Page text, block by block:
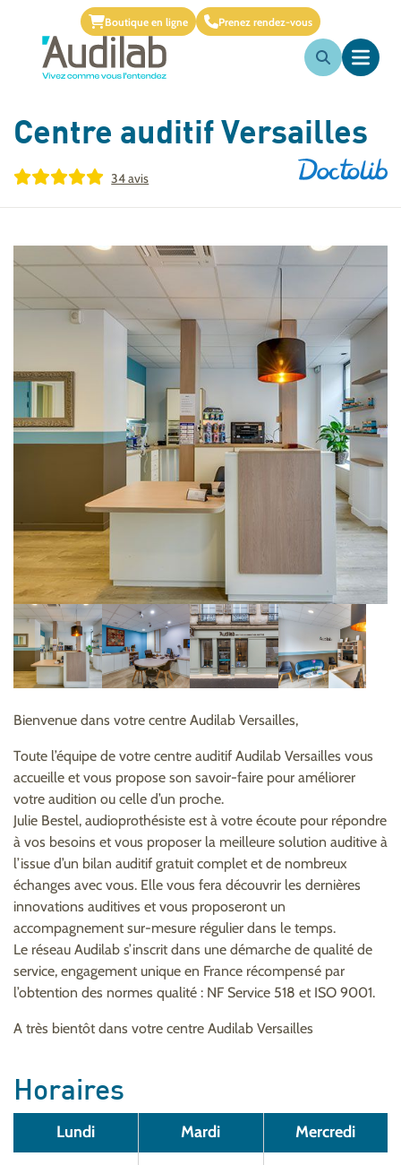
Boutique en ligne Prenez rendez-vous
Centre auditif Versailles
34 avis
Bienvenue dans votre centre Audilab Versailles,
Toute l’équipe de votre centre auditif Audilab Versailles vous
accueille et vous propose son savoir-faire pour améliorer
votre audition ou celle d’un proche.
Julie Bestel, audioprothésiste est à votre écoute pour répondre
à vos besoins et vous proposer la meilleure solution auditive à
l’issue d’un bilan auditif gratuit complet et de nombreux
échanges avec vous. Elle vous fera découvrir les dernières
innovations auditives et vous proposeront un
accompagnement sur-mesure régulier dans le temps.
Le réseau Audilab s’inscrit dans une démarche de qualité de
service, engagement unique en France récompensé par
l’obtention des normes qualité : NF Service 518 et ISO 9001.
A très bientôt dans votre centre Audilab Versailles
Horaires
Lundi Mardi Mercredi